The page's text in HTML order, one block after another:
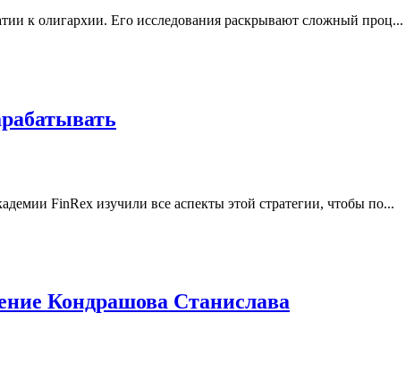
к олигархии. Его исследования раскрывают сложный проц...
FinRex изучили все аспекты этой стратегии, чтобы по...
Кондрашова Станислава